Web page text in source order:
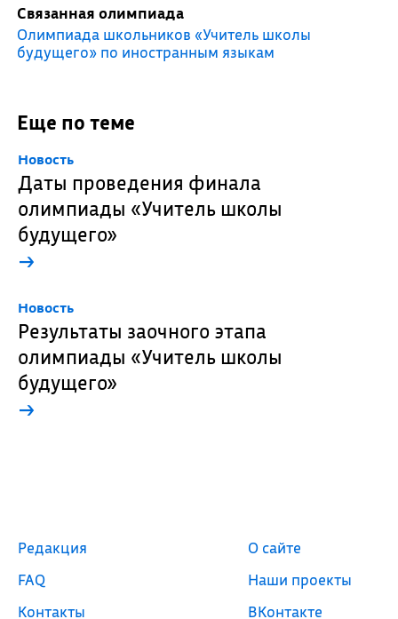
Связанная олимпиада
Олимпиада школьников «Учитель школы
будущего» по иностранным языкам
Еще по теме
Новость
Даты проведения финала
олимпиады «Учитель школы
будущего»
→
Новость
Результаты заочного этапа
олимпиады «Учитель школы
будущего»
→
Редакция
FAQ
Контакты
О сайте
Наши проекты
ВКонтакте